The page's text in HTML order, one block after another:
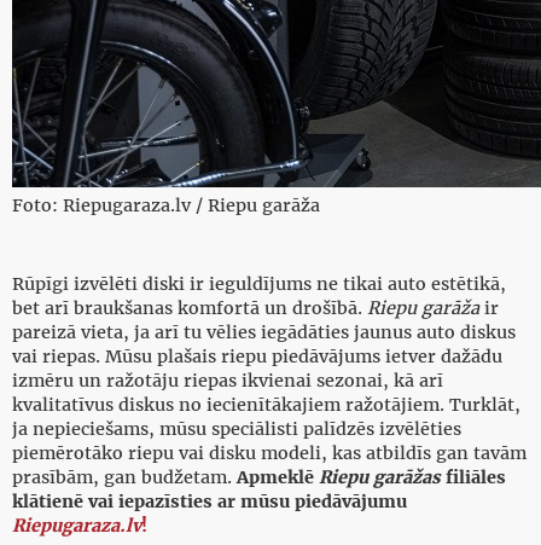
Foto: Riepugaraza.lv / Riepu garāža
Rūpīgi izvēlēti diski ir ieguldījums ne tikai auto estētikā,
bet arī braukšanas komfortā un drošībā. Riepu garāžair
pareizā vieta, ja arī tu vēlies iegādāties jaunus auto diskus
vai riepas. Mūsu plašais riepu piedāvājums ietver dažādu
izmēru un ražotāju riepas ikvienai sezonai, kā arī
kvalitatīvus diskus no iecienītākajiem ražotājiem. Turklāt,
ja nepieciešams, mūsu speciālisti palīdzēs izvēlēties
piemērotāko riepu vai disku modeli, kas atbildīs gan tavām
prasībām, gan budžetam. Apmeklē Riepu garāžasfiliāles
klātienē vai iepazīsties ar mūsu piedāvājumu
Riepugaraza.lv!